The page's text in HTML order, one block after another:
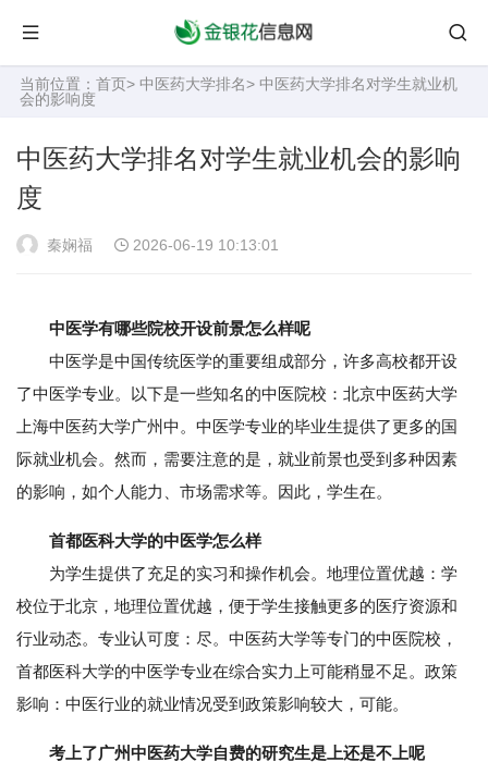
当前位置： 首页> 中医药大学排名> 中医药大学排名对学生就业机
会的影响度
中医药大学排名对学生就业机会的影响
度
秦娴福 2026-06-19 10:13:01
中医学有哪些院校开设前景怎么样呢
中医学是中国传统医学的重要组成部分，许多高校都开设
了中医学专业。以下是一些知名的中医院校：北京中医药大学
上海中医药大学广州中。中医学专业的毕业生提供了更多的国
际就业机会。然而，需要注意的是，就业前景也受到多种因素
的影响，如个人能力、市场需求等。因此，学生在。
首都医科大学的中医学怎么样
为学生提供了充足的实习和操作机会。地理位置优越：学
校位于北京，地理位置优越，便于学生接触更多的医疗资源和
行业动态。专业认可度：尽。中医药大学等专门的中医院校，
首都医科大学的中医学专业在综合实力上可能稍显不足。政策
影响：中医行业的就业情况受到政策影响较大，可能。
考上了广州中医药大学自费的研究生是上还是不上呢